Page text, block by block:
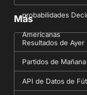
probabilidades
Americanas
Más
Resultados de Ayer
Partidos de Mañana
API de Datos de